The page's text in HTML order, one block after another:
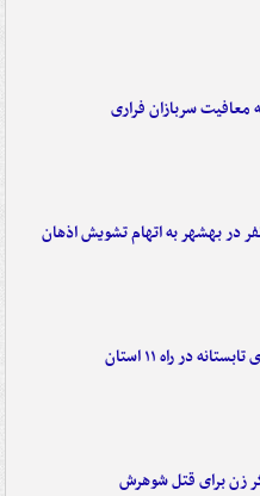
سربازان فراری
۶ نفر در بهشهر به اتهام تشویش اذهان
در راه ۱۱ استان
زن برای قتل شوهرش